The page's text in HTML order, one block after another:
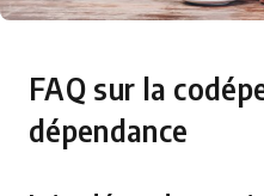
FAQ sur la
dépendance